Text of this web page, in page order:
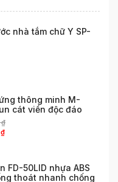
nhà tắm chữ Y SP-
thông minh M-
cát viền độc đáo
₫
₫
FD-50LID nhựa ABS
thoát nhanh chống